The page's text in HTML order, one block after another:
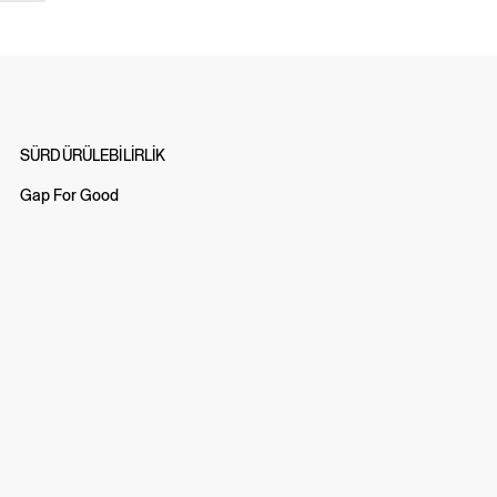
SÜRDÜRÜLEBİLİRLİK
Gap For Good